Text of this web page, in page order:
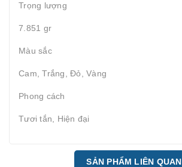
Trọng lượng
7.851 gr
Màu sắc
Cam, Trắng, Đỏ, Vàng
Phong cách
Tươi tắn, Hiện đại
SẢN PHẨM LIÊN QUAN